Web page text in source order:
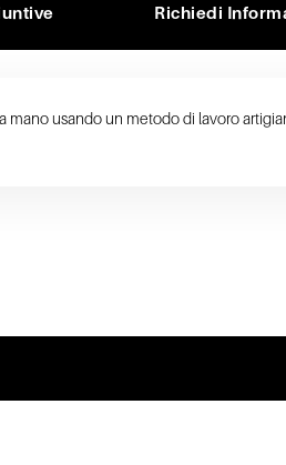
Richiedi
mano usando un metodo di lavoro